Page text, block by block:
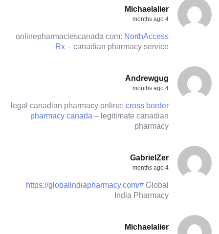
Michaelalier
4 months ago
onlinepharmaciescanada com: NorthAccess
Rx – canadian pharmacy service
Andrewgug
4 months ago
legal canadian pharmacy online: cross border
pharmacy canada – legitimate canadian
pharmacy
GabrielZer
4 months ago
https://globalindiapharmacy.com/# Global
India Pharmacy
Michaelalier